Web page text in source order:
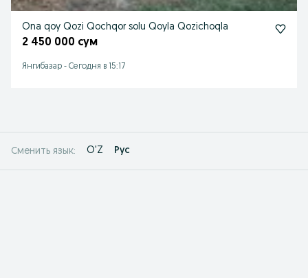
Ona qoy Qozi Qochqor solu Qoyla Qozichoqla
2 450 000 сум
Янгибазар - Сегодня в 15:17
Сменить язык: O'Z Рус